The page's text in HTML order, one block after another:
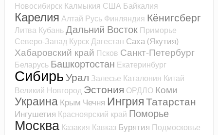
Новосибирск Калмыкия США Байкалия
Карелия Алтай Русь Финляндия Кёнигсберг
Литва КубаньДальний Восток Приморье
Северо-Запад КурскДагестан Саха (Якутия)
Хабаровский край Псков Санкт-Петербург
Беларусь Башкортостан Екатеринбург
Сибирь Урал Залесье Каталония Китай
Великий Новгород Эстония ОРДЛО Коми
Украина Крым Чечня ИнгрияТатарстан
Ингушетия Красноярский край Поморье
Москва Казакия Кавказ Бурятия Подмосковье